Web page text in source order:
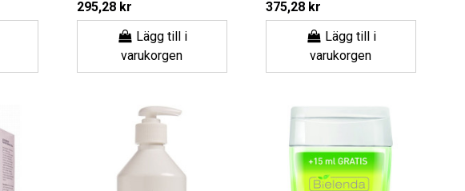
295,28 kr
Lägg till i
varukorgen
375,28 kr
Lägg till i
varukorgen